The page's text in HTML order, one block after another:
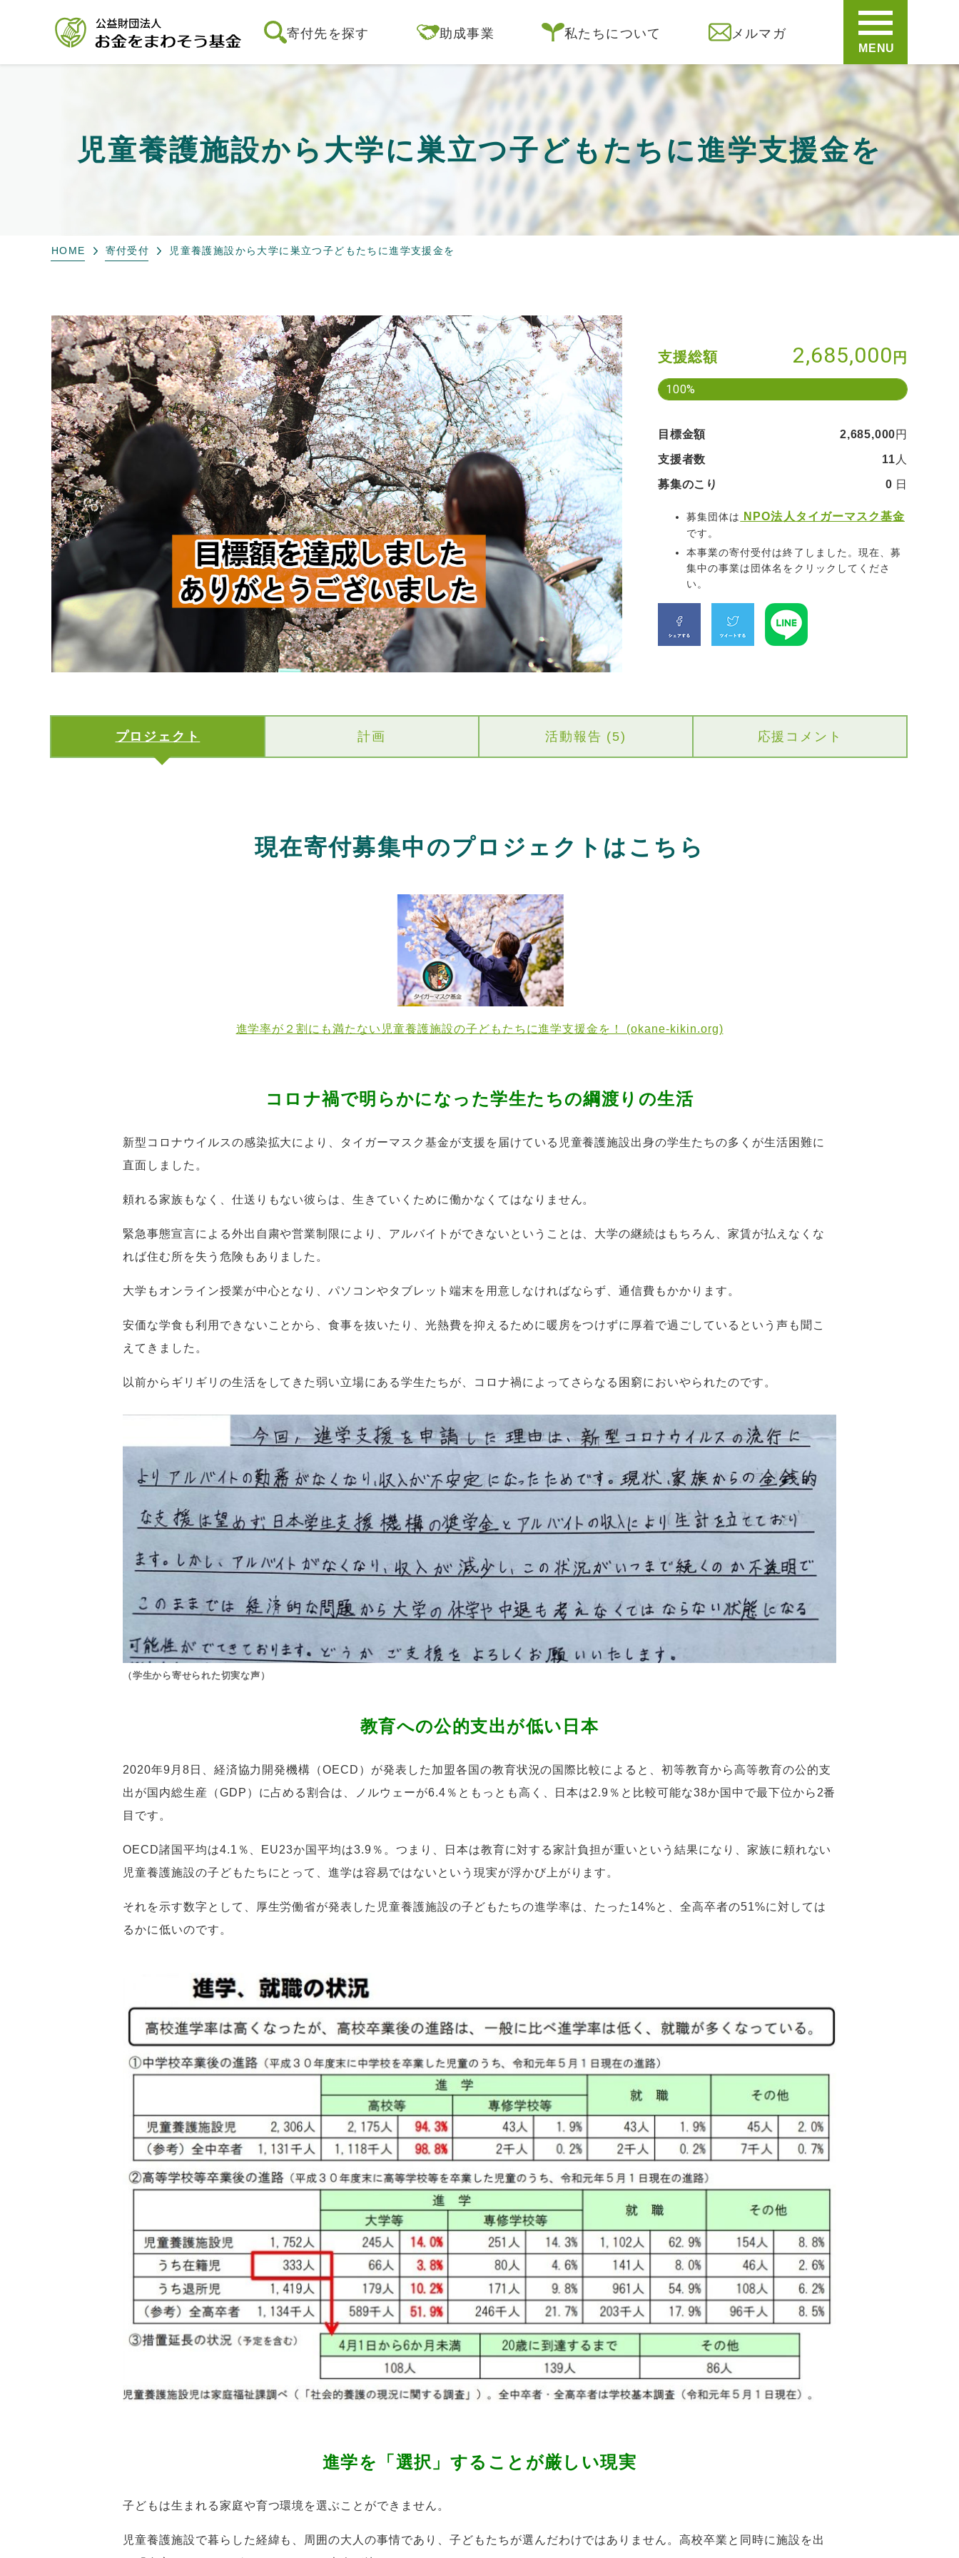
寄付先を探す 助成事業 私たちについて メルマガ
MENU
児童養護施設から大学に巣立つ子どもたちに進学支援金を
HOME 寄付受付 児童養護施設から大学に巣立つ子どもたちに進学支援金を
支援総額 2,685,000 円
100%
目標金額 2,685,000円
支援者数 11 人
募集のこり 0 日
募集団体は NPO法人タイガーマスク基金
です。
本事業の寄付受付は終了しました。現在、募
集中の事業は団体名をクリックしてくださ
い。
プロジェクト 計画 活動報告 (5) 応援コメント
現在寄付募集中のプロジェクトはこちら
進学率が２割にも満たない児童養護施設の子どもたちに進学支援金を！ (okane-kikin.org)
コロナ禍で明らかになった学生たちの綱渡りの生活
新型コロナウイルスの感染拡大により、タイガーマスク基金が支援を届けている児童養護施設出身の学生たちの多くが生活困難に
直面しました。
頼れる家族もなく、仕送りもない彼らは、生きていくために働かなくてはなりません。
緊急事態宣言による外出自粛や営業制限により、アルバイトができないということは、大学の継続はもちろん、家賃が払えなくな
れば住む所を失う危険もありました。
大学もオンライン授業が中心となり、パソコンやタブレット端末を用意しなければならず、通信費もかかります。
安価な学食も利用できないことから、食事を抜いたり、光熱費を抑えるために暖房をつけずに厚着で過ごしているという声も聞こ
えてきました。
以前からギリギリの生活をしてきた弱い立場にある学生たちが、コロナ禍によってさらなる困窮においやられたのです。
（学生から寄せられた切実な声）
教育への公的支出が低い日本
2020年9月8日、経済協力開発機構（OECD）が発表した加盟各国の教育状況の国際比較によると、初等教育から高等教育の公的支
出が国内総生産（GDP）に占める割合は、ノルウェーが6.4％ともっとも高く、日本は2.9％と比較可能な38か国中で最下位から2番
目です。
OECD諸国平均は4.1％、EU23か国平均は3.9％。つまり、日本は教育に対する家計負担が重いという結果になり、家族に頼れない
児童養護施設の子どもたちにとって、進学は容易ではないという現実が浮かび上がります。
それを示す数字として、厚生労働省が発表した児童養護施設の子どもたちの進学率は、たった14%と、全高卒者の51%に対しては
るかに低いのです。
進学を「選択」することが厳しい現実
子どもは生まれる家庭や育つ環境を選ぶことができません。
児童養護施設で暮らした経緯も、周囲の大人の事情であり、子どもたちが選んだわけではありません。高校卒業と同時に施設を出